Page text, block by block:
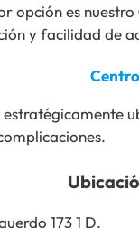
opción es nuestro
y facilidad de
estratégicamente
173 1 D.